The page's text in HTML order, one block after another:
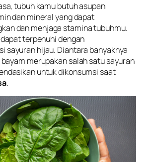
tubuh kamu butuh asupan
dan mineral yang dapat
dan menjaga stamina tubuhmu.
terpenuhi dengan
sayuran hijau. Diantara banyaknya
merupakan salah satu sayuran
untuk dikonsumsi saat
.